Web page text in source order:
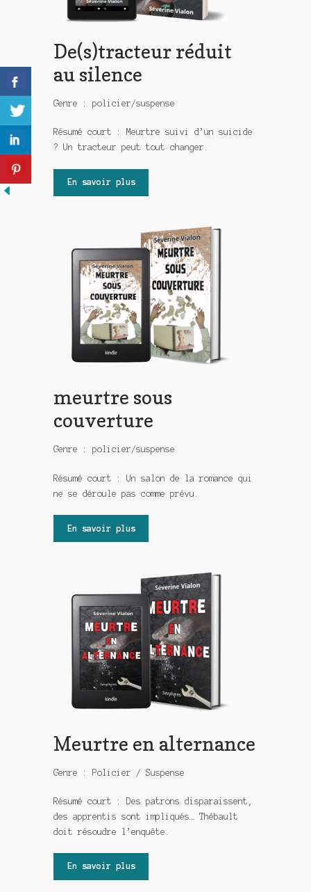
De(s)tracteur réduit
au silence
Genre : policier/suspense
Résumé court : Meurtre suivi d’un suicide
? Un tracteur peut tout changer.
En savoir plus
meurtre sous
couverture
Genre : policier/suspense
Résumé court : Un salon de la romance qui
ne se déroule pas comme prévu.
En savoir plus
Meurtre en alternance
Genre : Policier / Suspense
Résumé court : Des patrons disparaissent,
des apprentis sont impliqués… Thébault
doit résoudre l’enquête.
En savoir plus